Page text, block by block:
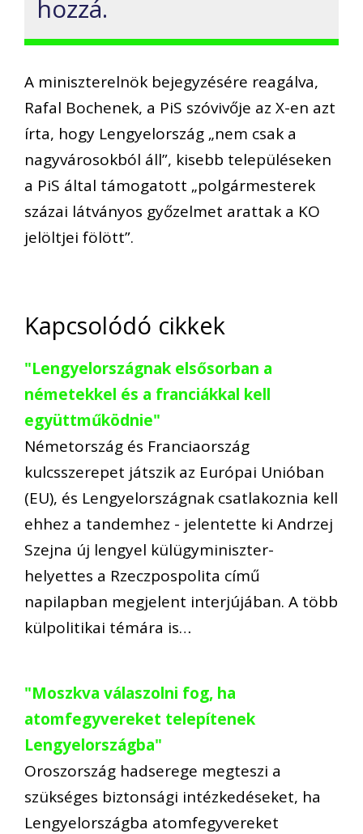
hozzá.
A miniszterelnök bejegyzésére reagálva,
Rafal Bochenek, a PiS szóvivője az X-en azt
írta, hogy Lengyelország „nem csak a
nagyvárosokból áll”, kisebb településeken
a PiS által támogatott „polgármesterek
százai látványos győzelmet arattak a KO
jelöltjei fölött”.
Kapcsolódó cikkek
"Lengyelországnak elsősorban a
németekkel és a franciákkal kell
együttműködnie"
Németország és Franciaország
kulcsszerepet játszik az Európai Unióban
(EU), és Lengyelországnak csatlakoznia kell
ehhez a tandemhez - jelentette ki Andrzej
Szejna új lengyel külügyminiszter-
helyettes a Rzeczpospolita című
napilapban megjelent interjújában. A több
külpolitikai témára is…
"Moszkva válaszolni fog, ha
atomfegyvereket telepítenek
Lengyelországba"
Oroszország hadserege megteszi a
szükséges biztonsági intézkedéseket, ha
Lengyelországba atomfegyvereket